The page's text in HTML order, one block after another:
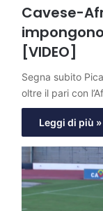
Cavese-
[VIDEO]
Segna subito
oltre il pari con
Leggi di più »